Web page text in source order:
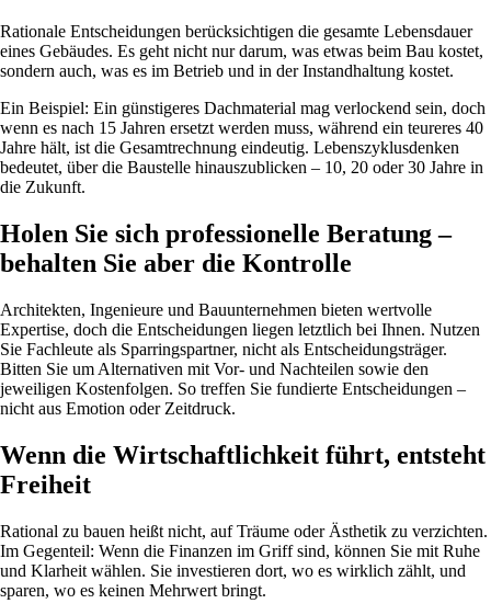
Rationale Entscheidungen berücksichtigen die gesamte Lebensdauer
eines Gebäudes. Es geht nicht nur darum, was etwas beim Bau kostet,
sondern auch, was es im Betrieb und in der Instandhaltung kostet.
Ein Beispiel: Ein günstigeres Dachmaterial mag verlockend sein, doch
wenn es nach 15 Jahren ersetzt werden muss, während ein teureres 40
Jahre hält, ist die Gesamtrechnung eindeutig. Lebenszyklusdenken
bedeutet, über die Baustelle hinauszublicken – 10, 20 oder 30 Jahre in
die Zukunft.
Holen Sie sich professionelle Beratung –
behalten Sie aber die Kontrolle
Architekten, Ingenieure und Bauunternehmen bieten wertvolle
Expertise, doch die Entscheidungen liegen letztlich bei Ihnen. Nutzen
Sie Fachleute als Sparringspartner, nicht als Entscheidungsträger.
Bitten Sie um Alternativen mit Vor- und Nachteilen sowie den
jeweiligen Kostenfolgen. So treffen Sie fundierte Entscheidungen –
nicht aus Emotion oder Zeitdruck.
Wenn die Wirtschaftlichkeit führt, entsteht
Freiheit
Rational zu bauen heißt nicht, auf Träume oder Ästhetik zu verzichten.
Im Gegenteil: Wenn die Finanzen im Griff sind, können Sie mit Ruhe
und Klarheit wählen. Sie investieren dort, wo es wirklich zählt, und
sparen, wo es keinen Mehrwert bringt.